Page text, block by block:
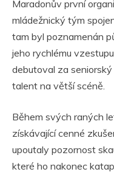
Maradonův první
mládežnický tým
tam byl poznamenán
jeho rychlému
debutoval za
talent na větší scéně.
Během svých raných
získávající cenné
upoutaly pozornost
které ho nakonec